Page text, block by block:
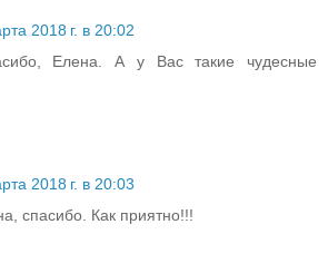
2018 г. в 20:02
Елена. А у Вас такие чудесные
2018 г. в 20:03
спасибо. Как приятно!!!